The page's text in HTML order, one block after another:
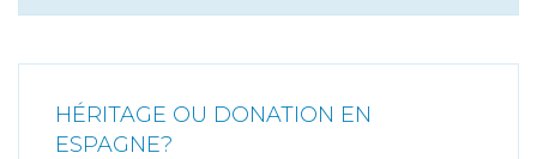
HÉRITAGE OU DONATION EN
ESPAGNE?